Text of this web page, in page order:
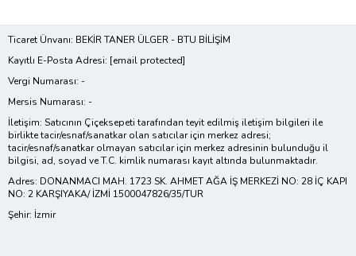
Ticaret Ünvanı: BEKİR TANER ÜLGER - BTU BİLİŞİM
Kayıtlı E-Posta Adresi: [email protected]
Vergi Numarası: -
Mersis Numarası: -
İletişim: Satıcının Çiçeksepeti tarafından teyit edilmiş iletişim bilgileri ile
birlikte tacir/esnaf/sanatkar olan satıcılar için merkez adresi;
tacir/esnaf/sanatkar olmayan satıcılar için merkez adresinin bulunduğu il
bilgisi, ad, soyad ve T.C. kimlik numarası kayıt altında bulunmaktadır.
Adres: DONANMACI MAH. 1723 SK. AHMET AĞA İŞ MERKEZİ NO: 28 İÇ KAPI
NO: 2 KARŞIYAKA/ İZMİ 1500047826/35/TUR
Şehir: İzmir